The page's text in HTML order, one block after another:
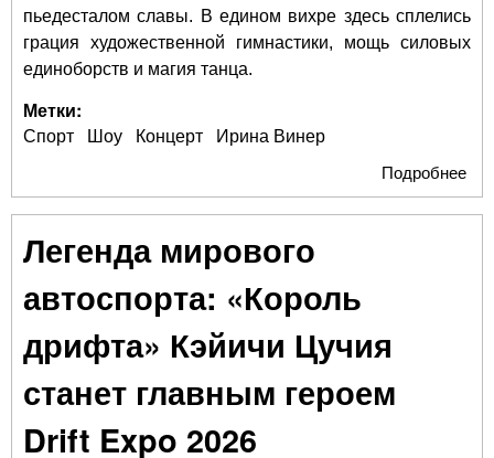
пьедесталом славы. В едином вихре здесь сплелись
грация художественной гимнастики, мощь силовых
единоборств и магия танца.
Метки:
Спорт Шоу Концерт
Ирина Винер
Подробнее
Легенда мирового
автоспорта: «Король
дрифта» Кэйичи Цучия
станет главным героем
Drift Expo 2026